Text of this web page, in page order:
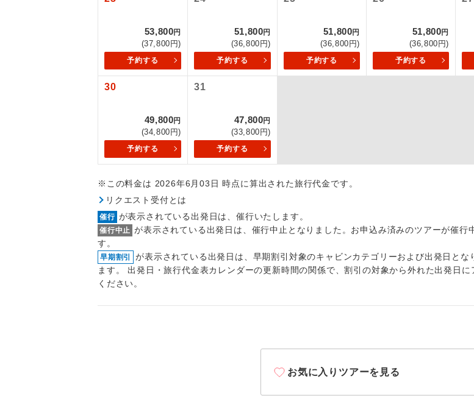
53,800円
(37,800円)
予約する
51,800円
(36,800円)
予約する
51,800円
(36,800円)
予約する
51,800円
(36,800円)
予約する
30
49,800円
(34,800円)
予約する
31
47,800円
(33,800円)
予約する
※この料金は 2026年6月03日 時点に算出された旅行代金です。
リクエスト受付とは
催行 が表示されている出発日は、催行いたします。
催行中止 が表示されている出発日は、催行中止となりました。お申込み済みのツアーが催
す。
早期割引
が表示されている出発日は、早期割引対象のキャビンカテゴリーおよび出発日と
ます。 出発日・旅行代金表カレンダーの更新時間の関係で、割引の対象から外れた出発日
ください。
お気に入りツアーを見る
大浴場 ご宿泊ホテルに大浴場が付い
全てのお食事が付いています
お部屋食
トラベルイヤホン
1名様催行 1名様から出発可能な個人型プ
2名様催行
1名様1室同代金 1名様1室利用でも追加料金が
年齢制限あり ご参加にあたり年齢に制限が
利用航空会社が指定なので、
す。